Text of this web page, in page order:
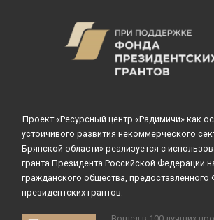
Проект «Ресурсный центр «Радимичи» как
устойчивого развития некоммерческого
Брянской области» реализуется с
гранта Президента Российской Федерации
гражданского общества,
президентских грантов.